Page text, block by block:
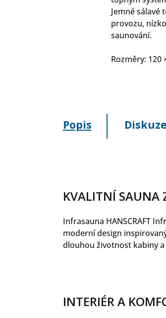
Jemné sálavé
provozu,
saunování.
Rozměry: 120
Popis Diskuze
KVALITNÍ SAUNA
Infrasauna HANSCRAFT
moderní design
dlouhou životnost kabiny
INTERIÉR A